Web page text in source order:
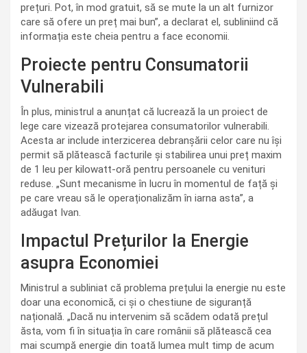
prețuri. Pot, în mod gratuit, să se mute la un alt furnizor
care să ofere un preț mai bun”, a declarat el, subliniind că
informația este cheia pentru a face economii.
Proiecte pentru Consumatorii
Vulnerabili
În plus, ministrul a anunțat că lucrează la un proiect de
lege care vizează protejarea consumatorilor vulnerabili.
Acesta ar include interzicerea debranșării celor care nu își
permit să plătească facturile și stabilirea unui preț maxim
de 1 leu per kilowatt-oră pentru persoanele cu venituri
reduse. „Sunt mecanisme în lucru în momentul de față și
pe care vreau să le operaționalizăm în iarna asta”, a
adăugat Ivan.
Impactul Prețurilor la Energie
asupra Economiei
Ministrul a subliniat că problema prețului la energie nu este
doar una economică, ci și o chestiune de siguranță
națională. „Dacă nu intervenim să scădem odată prețul
ăsta, vom fi în situația în care românii să plătească cea
mai scumpă energie din toată lumea mult timp de acum